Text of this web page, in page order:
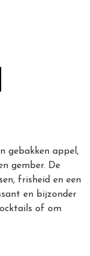
gebakken appel,
gember. De
frisheid en een
en bijzonder
of om